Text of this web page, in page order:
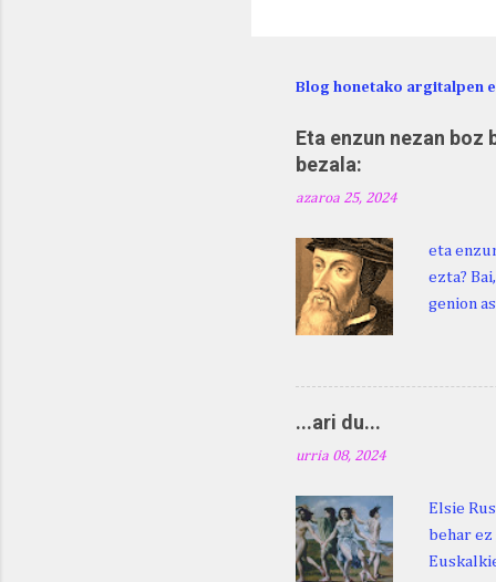
Blog honetako argitalpen
Eta enzun nezan
bezala:
azaroa 25, 2024
eta
ezta?
genion
digu
Duhauk
...ari du...
urria 08, 2024
Elsie
behar